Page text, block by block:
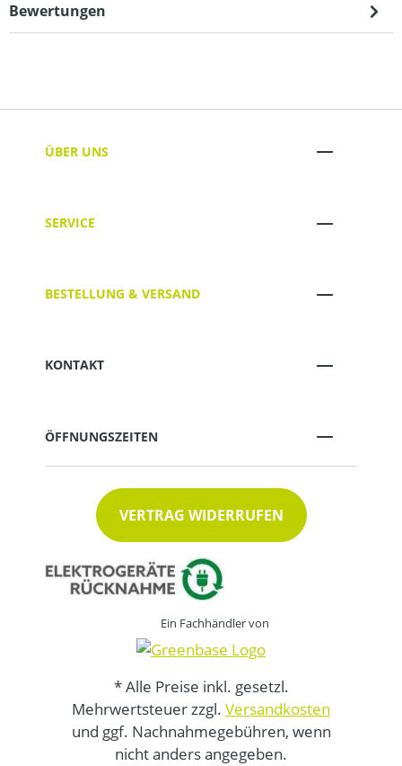
Bewertungen
ÜBER UNS
SERVICE
BESTELLUNG & VERSAND
KONTAKT
ÖFFNUNGSZEITEN
VERTRAG WIDERRUFEN
Ein Fachhändler von
* Alle Preise inkl. gesetzl.
Mehrwertsteuer zzgl. Versandkosten
und ggf. Nachnahmegebühren, wenn
nicht anders angegeben.